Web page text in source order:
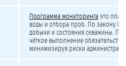
Программа мониторинга это
воды и отбора проб. По закону Вы
добычи и состояния скважины.
чёткое выполнение обязательств
минимизируя риски